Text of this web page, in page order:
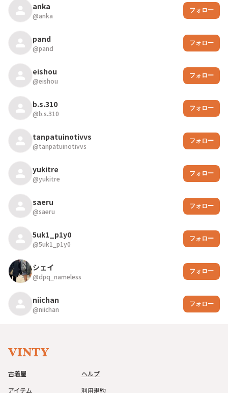
anka
@anka
フォロー
pand
@pand
フォロー
eishou
@eishou
フォロー
b.s.310
@b.s.310
フォロー
tanpatuinotivvs
@tanpatuinotivvs
フォロー
yukitre
@yukitre
フォロー
saeru
@saeru
フォロー
5uk1_p1y0
@5uk1_p1y0
フォロー
シェイ
@dpq_nameless
フォロー
niichan
@niichan
フォロー
古着屋
アイテム
ヘルプ
利用規約